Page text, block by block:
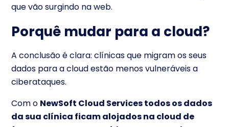
que vão surgindo na web.
Porquê mudar para a cloud?
A conclusão é clara: clínicas que migram os seus
dados para a cloud estão menos vulneráveis a
ciberataques.
Com o NewSoft Cloud Services todos os dados
da sua clínica ficam alojados na cloud de